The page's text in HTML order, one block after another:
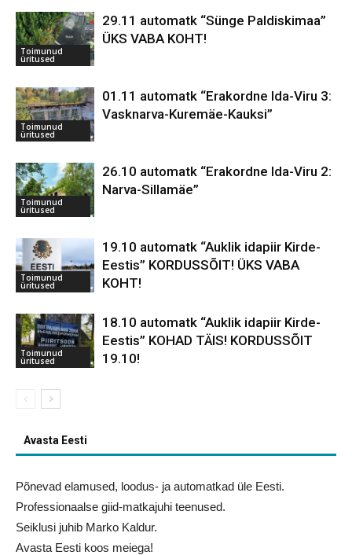
Toimunud
üritused
29.11 automatk “Sünge Paldiskimaa”
ÜKS VABA KOHT!
Toimunud
üritused
01.11 automatk “Erakordne Ida-Viru 3:
Vasknarva-Kuremäe-Kauksi”
Toimunud
üritused
26.10 automatk “Erakordne Ida-Viru 2:
Narva-Sillamäe”
Toimunud
üritused
19.10 automatk “Auklik idapiir Kirde-
Eestis” KORDUSSÕIT! ÜKS VABA
KOHT!
Toimunud
üritused
18.10 automatk “Auklik idapiir Kirde-
Eestis” KOHAD TÄIS! KORDUSSÕIT
19.10!
Avasta Eesti
Põnevad elamused, loodus- ja automatkad üle Eesti.
Professionaalse giid-matkajuhi teenused.
Seiklusi juhib Marko Kaldur.
Avasta Eesti koos meiega!